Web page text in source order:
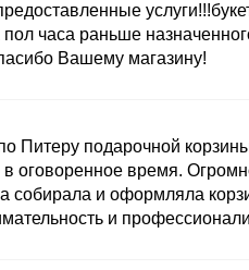
часа раньше
Вашему магазину!
Питеру подарочной
оговоренное время.
собирала и оформляла
и